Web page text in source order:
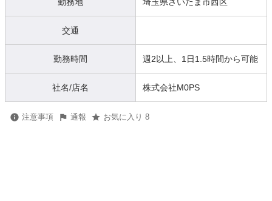
交通
勤務時間 週2以上、1日1.5時間から可能
社名/店名 株式会社M0PS
注意事項 通報 お気に入り 8